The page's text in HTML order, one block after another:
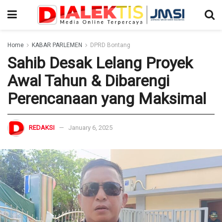
Home KABAR PARLEMEN DPRD Bontang
Sahib Desak Lelang Proyek
Awal Tahun & Dibarengi
Perencanaan yang Maksimal
REDAKSI January 6, 2025